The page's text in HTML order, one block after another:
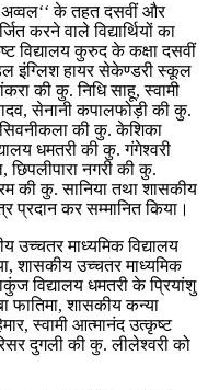
अव्वल‘‘ के तहत दसवीं और
करने वाले विद्यार्थियों का
विद्यालय कुरुद के कक्षा दसवीं
इंग्लिश हायर सेकेण्डरी स्कूल
की कु. निधि साहू, स्वामी
सेनानी कपालफोड़ी की कु.
सिवनीकला की कु. केशिका
धमतरी की कु. गंगेश्वरी
नगरी की कु.
की कु. सानिया तथा शासकीय
प्रदान कर सम्मानित किया।
उच्चतर माध्यमिक विद्यालय
शासकीय उच्चतर माध्यमिक
विद्यालय धमतरी के प्रियांशु
फातिमा, शासकीय कन्या
स्वामी आत्मानंद उत्कृष्ट
दुगली की कु. लीलेश्वरी को